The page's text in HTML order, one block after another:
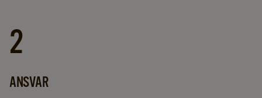
2
ANSVAR